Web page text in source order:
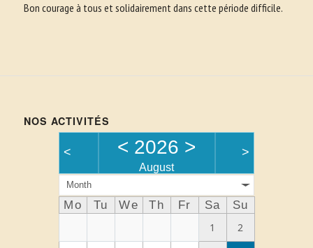
Bon courage à tous et solidairement dans cette période difficile.
NOS ACTIVITÉS
< < 2026 >
August
>
Month
Mo Tu We Th Fr Sa
Su
1
2